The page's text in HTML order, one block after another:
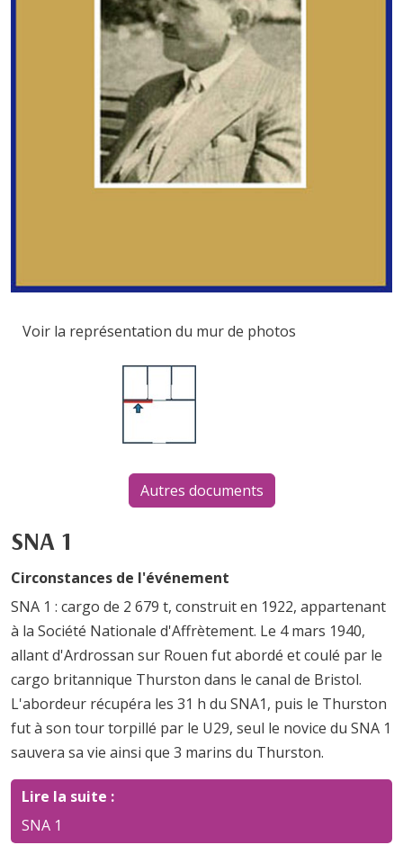
Voir la représentation du mur de photos
Autres documents
SNA 1
Circonstances de l'événement
SNA 1 : cargo de 2 679 t, construit en 1922, appartenant
à la Société Nationale d'Affrètement. Le 4 mars 1940,
allant d'Ardrossan sur Rouen fut abordé et coulé par le
cargo britannique Thurston dans le canal de Bristol.
L'abordeur récupéra les 31 h du SNA1, puis le Thurston
fut à son tour torpillé par le U29, seul le novice du SNA 1
sauvera sa vie ainsi que 3 marins du Thurston.
Lire la suite :
SNA 1